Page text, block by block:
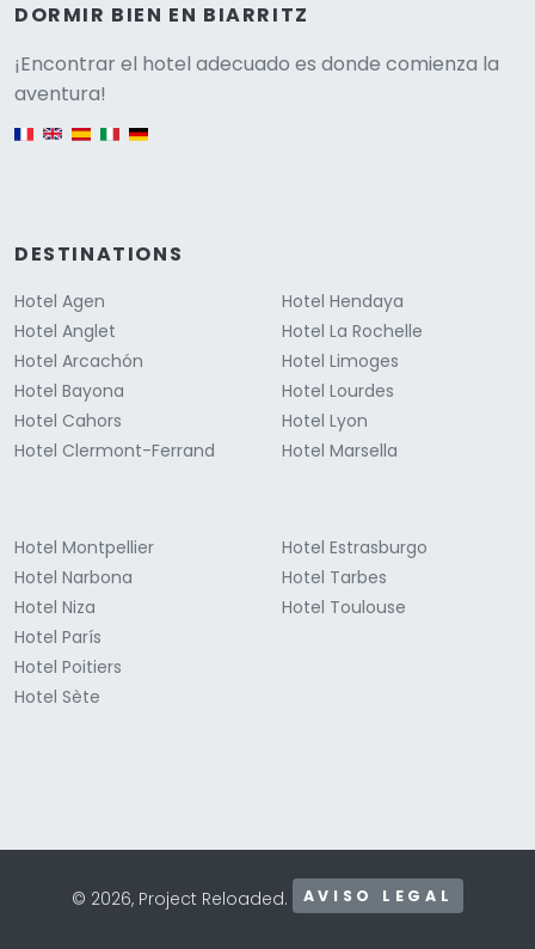
DORMIR BIEN EN BIARRITZ
¡Encontrar el hotel adecuado es donde comienza la
aventura!
English version
DESTINATIONS
Hotel Agen
Hotel Anglet
Hotel Arcachón
Hotel Bayona
Hotel Cahors
Hotel Clermont-Ferrand
Hotel Hendaya
Hotel La Rochelle
Hotel Limoges
Hotel Lourdes
Hotel Lyon
Hotel Marsella
Hotel Montpellier
Hotel Narbona
Hotel Niza
Hotel París
Hotel Poitiers
Hotel Sète
Hotel Estrasburgo
Hotel Tarbes
Hotel Toulouse
© 2026, Project Reloaded. AVISO LEGAL